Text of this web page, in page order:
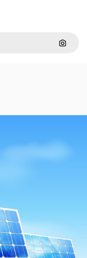
इमेज से